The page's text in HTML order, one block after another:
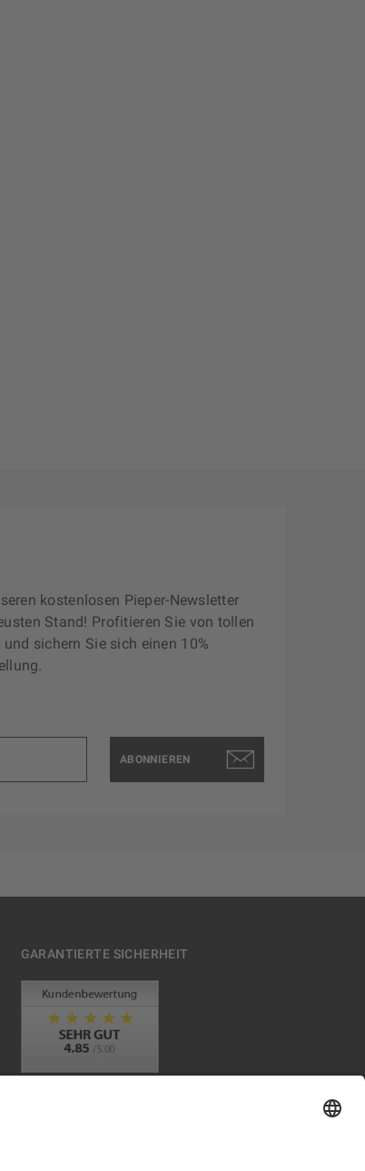
kostenlosen Pieper-Newsletter
Stand! Profitieren Sie von tollen
sichern Sie sich einen 10%
ABONNIEREN
GARANTIERTE SICHERHEIT